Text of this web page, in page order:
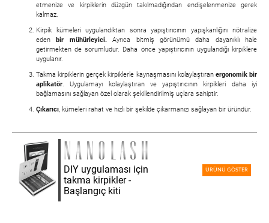
etmenize ve kirpiklerin düzgün takılmadığından endişelenmenize gerek
kalmaz.
Kirpik kümeleri uygulandıktan sonra yapıştırıcının yapışkanlığını nötralize
edenbir mühürleyici.Ayrıca bitmiş görünümü daha dayanıklı hale
getirmekten de sorumludur. Daha önce yapıştırıcının uygulandığı kirpiklere
uygulanır.
Takma kirpiklerin gerçek kirpiklerle kaynaşmasını kolaylaştıran ergonomik bir
aplikatör. Uygulamayı kolaylaştıran ve yapıştırıcının kirpikleri daha iyi
bağlamasını sağlayan özel olarak şekillendirilmiş uçlara sahiptir.
Çıkarıcı, kümeleri rahat ve hızlı bir şekilde çıkarmanızı sağlayan bir üründür.
DIY uygulaması için
takma kirpikler -
Başlangıç kiti
ÜRÜNÜ GÖSTER